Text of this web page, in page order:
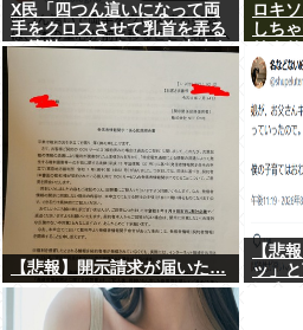
X民「四つん這いになって両
手をクロスさせて乳首を弄る
と簡単にイケる」 これ出来な
ロキ
しち
【悲報】開示請求が届いた…
【悲
ッ」